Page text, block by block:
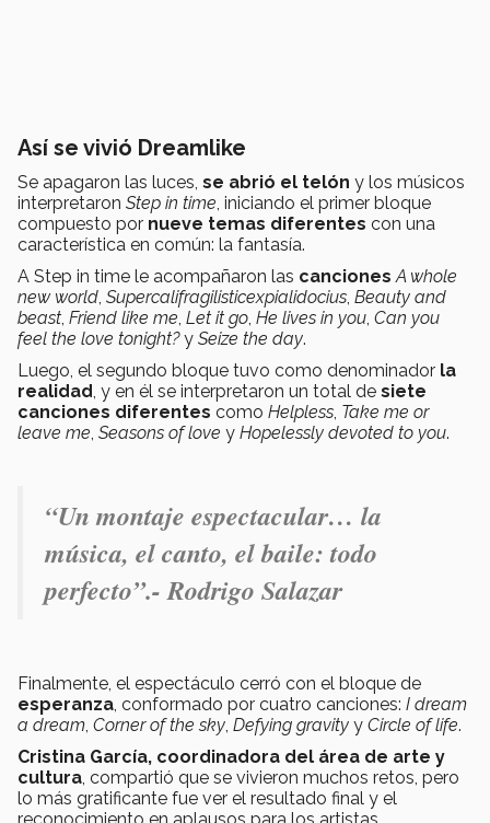
Así se vivió Dreamlike
Se apagaron las luces, se abrió el telón y los músicos
interpretaron Step in time , iniciando el primer bloque
compuesto por nueve temas diferentes con una
característica en común: la fantasía.
A Step in time le acompañaron las canciones A whole
new world Supercalifragilisticexpialidocius Beauty and
beast Friend like me Let it go He lives in you Can you
feel the love tonight?y Seize the day.
Luego, el segundo bloque tuvo como denominador la
realidad , y en él se interpretaron un total de siete
canciones diferentes como Helpless Take me or
leave me Seasons of love y Hopelessly devoted to you.
“Un montaje espectacular… la
música, el canto, el baile: todo
perfecto”.- Rodrigo Salazar
Finalmente, el espectáculo cerró con el bloque de
esperanza , conformado por cuatro canciones: I dream
a dream Corner of the sky Defying gravity y Circle of life.
Cristina García, coordinadora del área de arte y
cultura , compartió que se vivieron muchos retos, pero
lo más gratificante fue ver el resultado final y el